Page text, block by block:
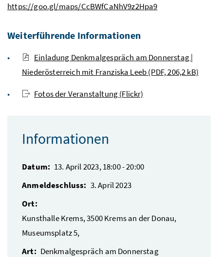
https://goo.gl/maps/CcBWfCaNhV9z2Hpa9
Weiterführende Informationen
Einladung Denkmalgespräch am Donnerstag |
Niederösterreich mit Franziska Leeb (PDF, 206,2 kB)
Fotos der Veranstaltung (Flickr)
Informationen
Datum: 13. April 2023, 18:00-20:00
Anmeldeschluss: 3. April 2023
Ort:
Kunsthalle Krems, 3500Krems an der Donau,
Museumsplatz 5,
Art: Denkmalgespräch am Donnerstag